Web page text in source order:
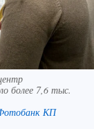
более 7,6 тыс.
КП